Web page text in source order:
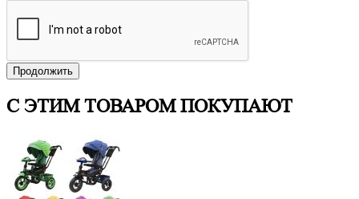
Продолжить
С ЭТИМ ТОВАРОМ ПОКУПАЮТ